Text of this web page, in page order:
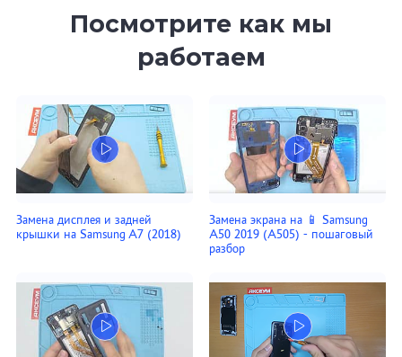
Посмотрите как мы
работаем
Замена дисплея и задней
крышки на Samsung A7 (2018)
Замена экрана на 📱 Samsung
A50 2019 (A505) - пошаговый
разбор